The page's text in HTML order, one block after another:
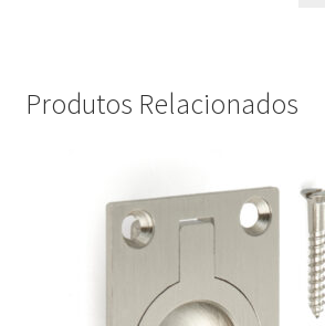
Produtos Relacionados